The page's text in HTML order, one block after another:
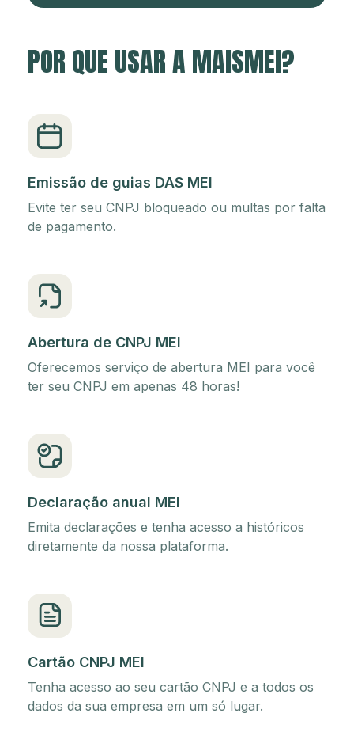
POR QUE USAR A MAISMEI?
Emissão de guias DAS MEI
Evite ter seu CNPJ bloqueado ou multas por falta
de pagamento.
Abertura de CNPJ MEI
Oferecemos serviço de abertura MEI para você
ter seu CNPJ em apenas 48 horas!
Declaração anual MEI
Emita declarações e tenha acesso a históricos
diretamente da nossa plataforma.
Cartão CNPJ MEI
Tenha acesso ao seu cartão CNPJ e a todos os
dados da sua empresa em um só lugar.